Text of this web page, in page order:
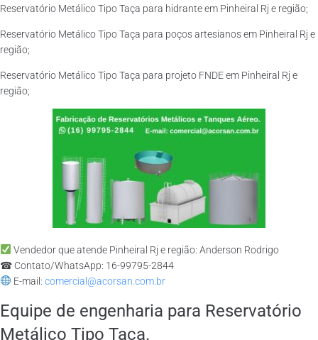
Reservatório Metálico Tipo Taça para hidrante em Pinheiral Rj e região;
Reservatório Metálico Tipo Taça para poços artesianos em Pinheiral Rj e
região;
Reservatório Metálico Tipo Taça para projeto FNDE em Pinheiral Rj e
região;
Vendedor que atende Pinheiral Rj e região: Anderson Rodrigo
☎ Contato/WhatsApp: 16-99795-2844
E-mail: comercial@acorsan.com.br
Equipe de engenharia para Reservatório
Metálico Tipo Taça.